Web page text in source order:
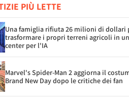
PIÙ LETTE
Una famiglia rifiuta 26 milioni di dollari
trasformare i propri terreni agricoli in
center per l'IA
Marvel's Spider-Man 2 aggiorna il
Brand New Day dopo le critiche dei fan